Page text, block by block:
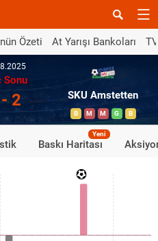
Özeti At Yarışı Bankoları
Sonu
2 SKU Amstetten
B M M G B
Baskı Haritası
Yeni